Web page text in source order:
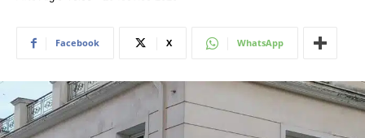
Facebook X WhatsApp